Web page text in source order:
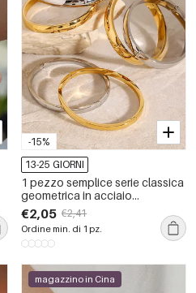
-15%
13-25 GIORNI
1 pezzo semplice serie classica
geometrica in acciaio
inossidabile placcato oro 18K
braccialetti da donna
€2,05 €2,41
Ordine min. di 1 pz.
magazzino in Cina